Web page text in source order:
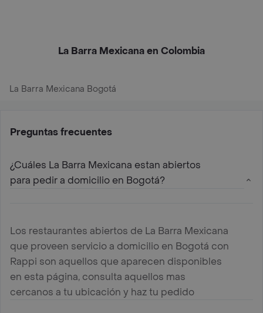
La Barra Mexicana en Colombia
La Barra Mexicana Bogotá
Preguntas frecuentes
¿Cuáles La Barra Mexicana estan abiertos
para pedir a domicilio en Bogotá?
Los restaurantes abiertos de La Barra Mexicana
que proveen servicio a domicilio en Bogotá con
Rappi son aquellos que aparecen disponibles
en esta página, consulta aquellos mas
cercanos a tu ubicación y haz tu pedido